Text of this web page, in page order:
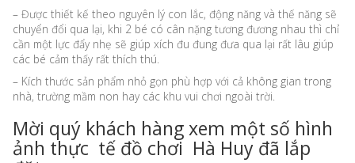
– Được thiết kế theo nguyên lý con lắc, động năng và thế năng sẽ
chuyển đổi qua lại, khi 2 bé có cân nặng tương đương nhau thì chỉ
cần một lực đẩy nhẹ sẽ giúp xích đu đung đưa qua lại rất lâu giúp
các bé cảm thấy rất thích thú.
– Kích thước sản phẩm nhỏ gọn phù hợp với cả không gian trong
nhà, trường mầm non hay các khu vui chơi ngoài trời.
Mời quý khách hàng xem một số hình
ảnh thực tế đồ chơi Hà Huy đã lắp